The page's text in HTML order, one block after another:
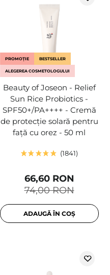
PROMOȚIE BESTSELLER
ALEGEREA COSMETOLOGULUI
Beauty of Joseon - Relief
Sun Rice Probiotics -
SPF50+/PA++++ - Cremă
de protecție solară pentru
față cu orez - 50 ml
1841
74,00 RON
66,60 RON
ADAUGĂ ÎN COȘ